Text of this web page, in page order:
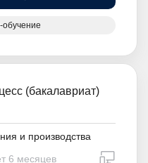
(бакалавриат)
и производства
6 месяцев